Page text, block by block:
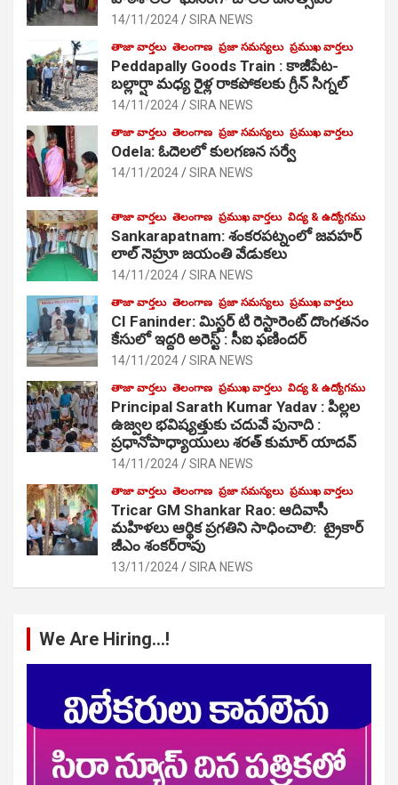
14/11/2024 SIRA NEWS
తాజా వార్తలు తెలంగాణ ప్రజా సమస్యలు ప్రముఖ వార్తలు
Peddapally Goods Train : కాజీపేట-
బల్లార్షా మధ్య రైళ్ల రాకపోకలకు గ్రీన్ సిగ్నల్
14/11/2024 SIRA NEWS
తాజా వార్తలు తెలంగాణ ప్రజా సమస్యలు ప్రముఖ వార్తలు
Odela: ఓదెలలో కులగణన సర్వే
14/11/2024 SIRA NEWS
తాజా వార్తలు తెలంగాణ ప్రముఖ వార్తలు విద్య & ఉద్యోగము
Sankarapatnam: శంకరపట్నంలో జవహర్
లాల్ నెహ్రూ జయంతి వేడుకలు
14/11/2024 SIRA NEWS
తాజా వార్తలు తెలంగాణ ప్రజా సమస్యలు ప్రముఖ వార్తలు
CI Faninder: మిస్టర్ టి రెస్టారెంట్ దొంగతనం
కేసులో ఇద్దరి అరెస్ట్ : సీఐ ఫణిందర్
14/11/2024 SIRA NEWS
తాజా వార్తలు తెలంగాణ ప్రముఖ వార్తలు విద్య & ఉద్యోగము
Principal Sarath Kumar Yadav : పిల్లల
ఉజ్వల భవిష్యత్తుకు చదువే పునాది :
ప్రధానోపాధ్యాయులు శరత్ కుమార్ యాదవ్
14/11/2024 SIRA NEWS
తాజా వార్తలు తెలంగాణ ప్రజా సమస్యలు ప్రముఖ వార్తలు
Tricar GM Shankar Rao: ఆదివాసీ
మహిళలు ఆర్థిక ప్రగతిని సాధించాలి: ట్రైకార్
జీఎం శంకర్‌రావు
13/11/2024 SIRA NEWS
We Are Hiring…!